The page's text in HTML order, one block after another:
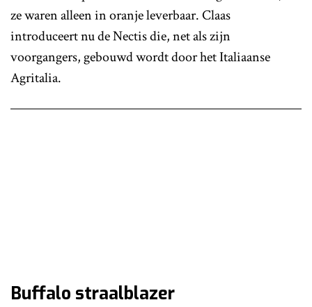
ze waren alleen in oranje leverbaar. Claas
introduceert nu de Nectis die, net als zijn
voorgangers, gebouwd wordt door het Italiaanse
Agritalia.
Buffalo straalblazer